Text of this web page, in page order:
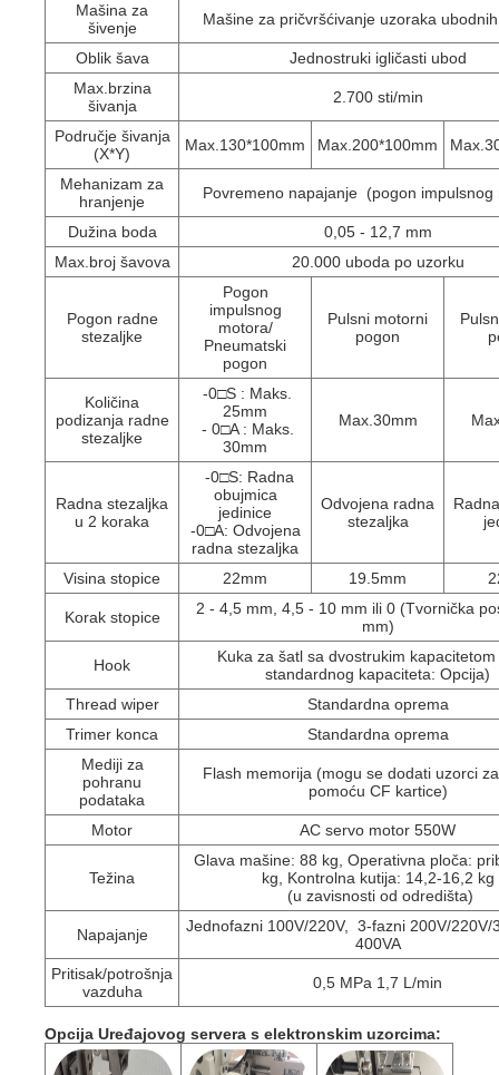
Mašina za
šivenje
Mašine za pričvršćivanje uzoraka
Oblik šava
Jednostruki igličasti ubod
Max.brzina
šivanja
2.700 sti/min
Područje šivanja
(X*Y)
Max.130*100mm Max.200*100mm
Mehanizam za
hranjenje
Povremeno napajanje (pogon impulsnog
Dužina boda
0,05 - 12,7 mm
Max.broj šavova
20.000 uboda po uzorku
Pogon radne
stezaljke
Pogon
impulsnog
motora/
Pneumatski
pogon
Pulsni motorni
pogon
Količina
podizanja radne
stezaljke
-0□S : Maks.
25mm
- 0□A : Maks.
30mm
Max.30mm
Radna stezaljka
u 2 koraka
-0□S: Radna
obujmica
jedinice
-0□A: Odvojena
radna stezaljka
Odvojena radna
stezaljka
Visina stopice 22mm 19.5mm
Korak stopice
2 - 4,5 mm, 4,5 - 10 mm ili 0 (Tvornička
mm)
Hook
Kuka za šatl sa dvostrukim
standardnog kapaciteta: Opcija)
Thread wiper
Standardna oprema
Trimer konca
Standardna oprema
Mediji za
pohranu
podataka
Flash memorija (mogu se dodati uzorci
pomoću CF kartice)
Motor AC servo motor 550W
Težina
Glava mašine: 88 kg, Operativna ploča:
kg, Kontrolna kutija: 14,2-16,2 kg
(u zavisnosti od odredišta)
Napajanje
Jednofazni 100V/220V, 3-fazni 200V/220V/
400VA
Pritisak/potrošnja
vazduha
0,5 MPa 1,7 L/min
Opcija Uređajovog servera s elektronskim uzorcima: